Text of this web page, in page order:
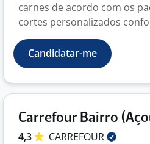
carnes de acordo com os
cortes personalizados
Candidatar-me
Carrefour Bairro
4,3
CARREFOUR